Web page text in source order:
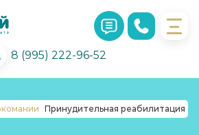
8 (995) 222-96-52
Принудительная реабилитация